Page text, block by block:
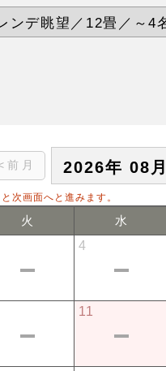
次画面へと進みます。
火 水
4
11